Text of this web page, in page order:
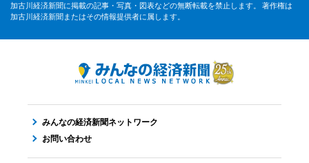
加古川経済新聞に掲載の記事・写真・図表などの無断転載を禁止します。 著作権は
加古川経済新聞またはその情報提供者に属します。
みんなの経済新聞ネットワーク
お問い合わせ